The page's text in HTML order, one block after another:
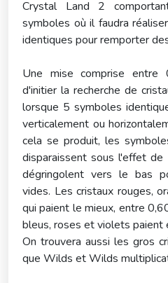
Crystal Land 2
symboles où il faudra
identiques pour remporter
Une mise comprise
d'initier la recherche de
lorsque 5 symboles
verticalement ou
cela se produit, les
disparaissent sous l'effet
dégringolent vers le bas
vides. Les cristaux rouges,
qui paient le mieux, entre
bleus, roses et violets
On trouvera aussi les gros
que Wilds et Wilds